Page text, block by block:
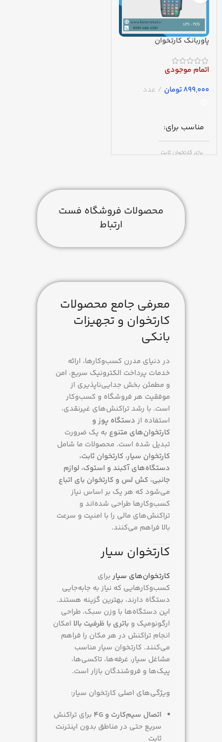
پاوربانک کارتخوان
اتمام موجودی
تومان
مناسب برای
برای کارتخوان ثابت
محصولات فروشگاه فست
ارتباط
معرفی جامع محصولات
کارتخوان و تجهیزات
بانکی
در دنیای مدرن کسب‌وکارها، ارائه
خدمات پرداخت الکترونیک سریع، امن
و مطمئن بخش جدایی‌ناپذیری از
موفقیت هر فروشگاه و کسب‌وکار
است. با رشد تراکنش‌های غیرنقدی،
استفاده از دستگاه پوز و
کارتخوان‌های متنوع به یک ضرورت
تبدیل شده است. محصولات ما شامل
کارتخوان سیار، کارتخوان ثابت،
دستگاه‌های آکبند و استوک، لوازم
جانبی، کش لس و کارتخوان بای اتباع
می‌شود که هر یک بر اساس نیاز
کسب‌وکارها طراحی شده‌اند و
تراکنش‌های مالی را با امنیت و سرعت
بالا فراهم می‌کنند.
کارتخوان سیار
کارتخوان‌های سیار برای
کسب‌وکارهایی که نیاز به جابه‌جایی
دستگاه دارند، بهترین گزینه هستند.
این دستگاه‌ها با وزن سبک، طراحی
ارگونومیک و باتری با ظرفیت بالا امکان
انجام تراکنش در هر مکان را فراهم
می‌کنند. کارتخوان سیار مناسب
مشاغل سیار، غرفه‌ها، تاکسی‌ها،
پیک‌ها و فروشندگان بازار است.
ویژگی‌های اصلی کارتخوان سیار:
اتصال سیم‌کارت و 4G
برای تراکنش
سریع حتی در مناطق بدون اینترنت
ثابت